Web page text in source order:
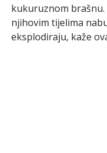
kukuruznom brašnu.
njihovim tijelima
eksplodiraju, kaže